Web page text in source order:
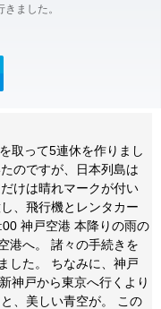
ました。
取って5連休を作りまし
のですが、日本列島は
けは晴れマークが付い
、飛行機とレンタカー
神戸空港 本降りの雨の
港へ。 諸々の手続きを
した。 ちなみに、神戸
神戸から東京へ行くより
、美しい青空が。 この